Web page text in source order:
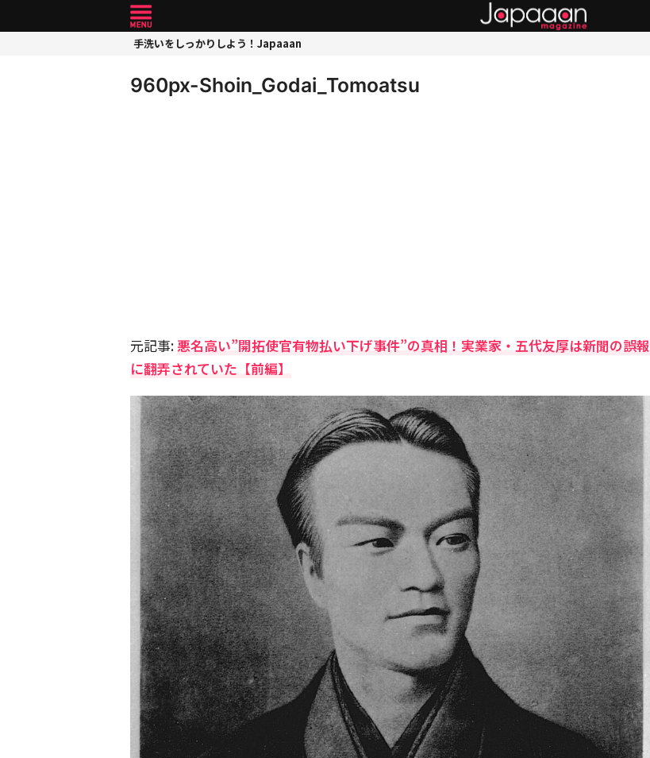
手洗いをしっかりしよう！Japaaan
960px-Shoin_Godai_Tomoatsu
元記事:悪名高い”開拓使官有物払い下げ事件”の真相！実業家・五代友厚は新聞の誤報
に翻弄されていた【前編】